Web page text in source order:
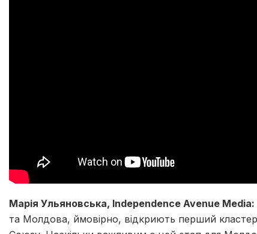
Марія Ульяновська, Independence Avenue Media:
та Молдова, ймовірно, відкриють перший